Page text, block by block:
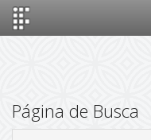
Página de Busca